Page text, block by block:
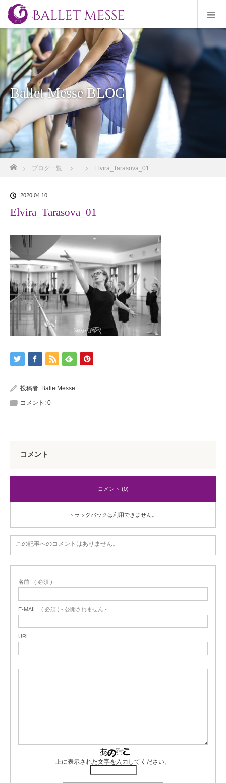
Ballet Messe BLOG
ブログ一覧 Elvira_Tarasova_01
2020.04.10
Elvira_Tarasova_01
投稿者: BalletMesse
コメント: 0
コメント
コメント (0)
トラックバックは利用できません。
この記事へのコメントはありません。
名前 ( 必須 )
E-MAIL ( 必須 ) - 公開されません -
URL
上に表示された文字を入力してください。